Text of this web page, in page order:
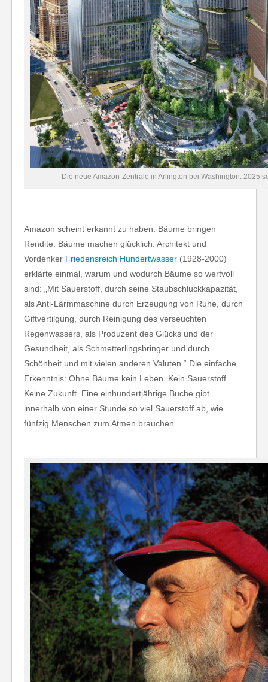
Die neue Amazon-Zentrale in Arlington bei Washington. 2025
Amazon scheint erkannt zu haben: Bäume bringen
Rendite. Bäume machen glücklich. Architekt und
Vordenker Friedensreich Hundertwasser (1928-2000)
erklärte einmal, warum und wodurch Bäume so wertvoll
sind: „Mit Sauerstoff, durch seine Staubschluckkapazität,
als Anti-Lärmmaschine durch Erzeugung von Ruhe, durch
Giftvertilgung, durch Reinigung des verseuchten
Regenwassers, als Produzent des Glücks und der
Gesundheit, als Schmetterlingsbringer und durch
Schönheit und mit vielen anderen Valuten.“ Die einfache
Erkenntnis: Ohne Bäume kein Leben. Kein Sauerstoff.
Keine Zukunft. Eine einhundertjährige Buche gibt
innerhalb von einer Stunde so viel Sauerstoff ab, wie
fünfzig Menschen zum Atmen brauchen.